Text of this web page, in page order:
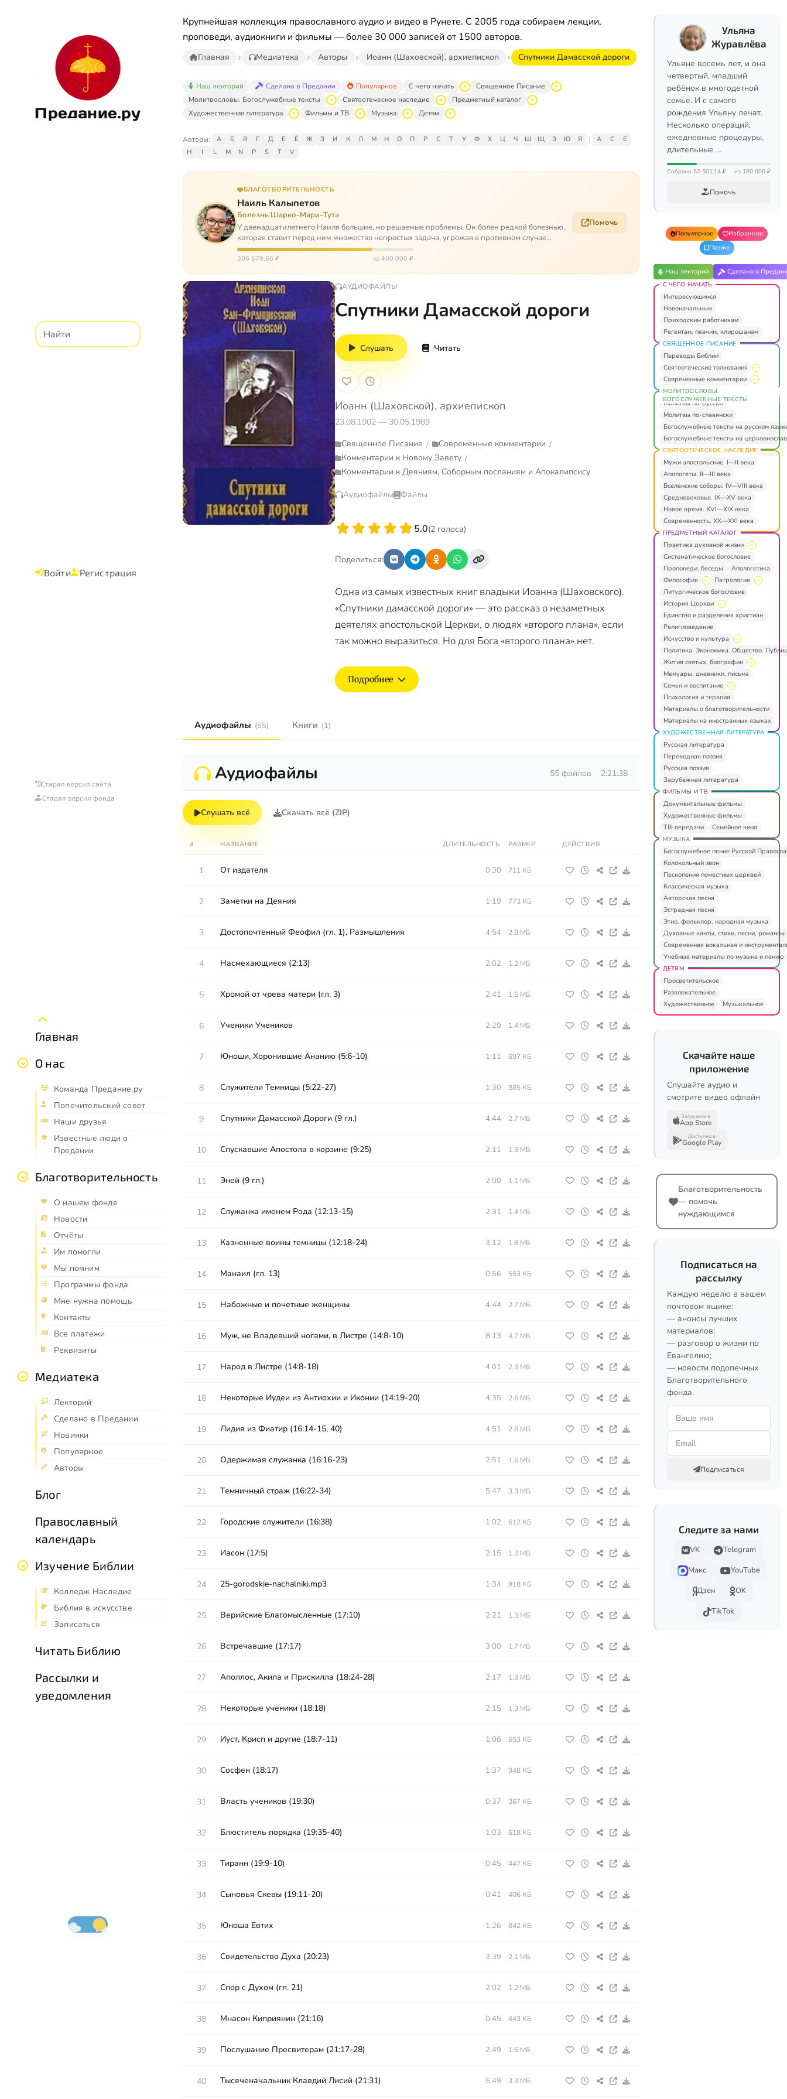
Предание.ру
Войти Регистрация
Старая версия сайта
Старая версия фонда
Главная
О нас
Команда Предание.ру
Попечительский совет
Наши друзья
Известные люди о
Предании
Благотворительность
О нашем фонде
Новости
Отчёты
Им помогли
Мы помним
Программы фонда
Мне нужна помощь
Контакты
Все платежи
Реквизиты
Медиатека
Лекторий
Сделано в Предании
Новинки
Популярное
Авторы
Блог
Православный
календарь
Изучение Библии
Колледж Наследие
Библия в искусстве
Записаться
Читать Библию
Рассылки и
уведомления
Крупнейшая коллекция православного аудио и видео в Рунете. С 2005 года собираем лекции,
проповеди, аудиокниги и фильмы — более 30 000 записей от 1500 авторов.
Главная Медиатека Авторы Иоанн (Шаховской), архиепископ Спутники Дамасской дороги
Наш лекторий Сделано в Предании Популярное С чего начать
Священное Писание
Молитвословы. Богослужебные тексты
Святоотеческое наследие
Предметный каталог
Художественная литература
Фильмы и ТВ Музыка Детям
Авторы: А Б В Г Д Е Ё Ж З И К Л М Н О П Р С Т У Ф Х Ц Ч Ш Щ Э Ю Я | A C
E
H
I L M N P S T V
БЛАГОТВОРИТЕЛЬНОСТЬ
Наиль Калыпетов
Болезнь Шарко-Мари-Тута
У двенадцатилетнего Наиля большие, но решаемые проблемы. Он болен редкой болезнью,
которая ставит перед ним множество непростых задача, угрожая в противном случае
парализацией и да…
306 679,66 ₽ из 400 000 ₽
Помочь
АУДИОФАЙЛЫ
Спутники Дамасской дороги
Слушать Читать
Иоанн (Шаховской), архиепископ
23.08.1902 — 30.05.1989
Священное Писание / Современные комментарии /
Комментарии к Новому Завету /
Комментарии к Деяниям, Соборным посланиям и Апокалипсису
Аудиофайлы Файлы
5.0(2 голоса)
Поделиться:
Одна из самых известных книг владыки Иоанна (Шаховского).
«Спутники дамасской дороги» — это рассказ о незаметных
деятелях апостольской Церкви, о людях «второго плана», если
так можно выразиться. Но для Бога «второго плана» нет.
Подробнее
Аудиофайлы (55) Книги (1)
Аудиофайлы 55 файлов 2:21:38
Слушать всё Скачать всё (ZIP)
# НАЗВАНИЕ ДЛИТЕЛЬНОСТЬ РАЗМЕР ДЕЙСТВИЯ
1 От издателя 0:30 711 КБ
2 Заметки на Деяния 1:19 773 КБ
3 Достопочтенный Феофил (гл. 1), Размышления 4:54 2.8 МБ
4 Насмехающиеся (2:13) 2:02 1.2 МБ
5 Хромой от чрева матери (гл. 3) 2:41 1.5 МБ
6 Ученики Учеников 2:29 1.4 МБ
7 Юноши, Хоронившие Ананию (5:6-10) 1:11 697 КБ
8 Служители Темницы (5:22-27) 1:30 885 КБ
9 Спутники Дамасской Дороги (9 гл.) 4:44 2.7 МБ
10 Спускавшие Апостола в корзине (9:25) 2:11 1.3 МБ
11 Эней (9 гл.) 2:00 1.1 МБ
12 Служанка именем Рода (12:13-15) 2:31 1.4 МБ
13 Казненные воины темницы (12:18-24) 3:12 1.8 МБ
14 Манаил (гл. 13) 0:56 553 КБ
15 Набожные и почетные женщины 4:44 2.7 МБ
16 Муж, не Владевший ногами, в Листре (14:8-10) 8:13 4.7 МБ
17 Народ в Листре (14:8-18) 4:01 2.3 МБ
18 Некоторые Иудеи из Антиохии и Иконии (14:19-20) 4:35 2.6 МБ
19 Лидия из Фиатир (16:14-15, 40) 4:51 2.8 МБ
20 Одержимая служанка (16:16-23) 2:51 1.6 МБ
21 Темничный страж (16:22-34) 5:47 3.3 МБ
22 Городские служители (16:38) 1:02 612 КБ
23 Иасон (17:5) 2:15 1.3 МБ
24 25-gorodskie-nachalniki.mp3 1:34 918 КБ
25 Верийские Благомысленные (17:10) 2:21 1.3 МБ
26 Встречавшие (17:17) 3:00 1.7 МБ
27 Аполлос, Акила и Прискилла (18:24-28) 2:17 1.3 МБ
28 Некоторые ученики (18:18) 2:15 1.3 МБ
29 Иуст, Крисп и другие (18:7-11) 1:06 653 КБ
30 Сосфен (18:17) 1:37 948 КБ
31 Власть учеников (19:30) 0:37 367 КБ
32 Блюститель порядка (19:35-40) 1:03 618 КБ
33 Тиранн (19:9-10) 0:45 447 КБ
34 Сыновья Скевы (19:11-20) 0:41 406 КБ
35 Юноша Евтих 1:26 842 КБ
36 Свидетельство Духа (20:23) 3:39 2.1 МБ
37 Спор с Духом (гл. 21) 2:02 1.2 МБ
38 Мнасон Киприянин (21:16) 0:45 443 КБ
39 Послушание Пресвитерам (21:17-28) 2:49 1.6 МБ
40 Тысяченачальник Клавдий Лисий (21:31) 5:49 3.3 МБ
Ульяна
Журавлёва
Ульяне восемь лет, и она
четвертый, младший
ребёнок в многодетной
семье. И с самого
рождения Ульяну лечат.
Несколько операций,
ежедневные процедуры,
длительные …
Собрано 52 501,14 ₽ из 180 000 ₽
Помочь
Популярное
Избранное
Позже
Наш лекторий Сделано в
С ЧЕГО НАЧАТЬ
Интересующимся
Новоначальным
Приходским работникам
Регентам, певчим, клирошанам
СВЯЩЕННОЕ ПИСАНИЕ
Переводы Библии
Святоотеческие толкования
Современные комментарии
МОЛИТВОСЛОВЫ.
БОГОСЛУЖЕБНЫЕ ТЕКСТЫ
Молитвы по-русски
Молитвы по-славянски
Богослужебные тексты на русском
Богослужебные тексты на
СВЯТООТЕЧЕСКОЕ НАСЛЕДИЕ
Мужи апостольские. I—II века
Апологеты. II—III века
Вселенские соборы. IV—VIII века
Средневековье. IX—XV века
Новое время. XVI—XIX века
Современность. XX—XXI века
ПРЕДМЕТНЫЙ КАТАЛОГ
Практика духовной жизни
Систематическое богословие
Проповеди, беседы
Апологетика
Философия
Патрология
Литургическое богословие
История Церкви
Единство и разделения христиан
Религиоведение
Искусство и культура
Политика. Экономика. Общество.
Жития святых, биографии
Мемуары, дневники, письма
Семья и воспитание
Психология и терапия
Материалы о благотворительности
Материалы на иностранных языках
ХУДОЖЕСТВЕННАЯ ЛИТЕРАТУРА
Русская литература
Переводная поэзия
Русская поэзия
Зарубежная литература
ФИЛЬМЫ И ТВ
Документальные фильмы
Художественные фильмы
ТВ-передачи
Семейное кино
МУЗЫКА
Богослужебное пение Русской
Колокольный звон
Песнопения поместных церквей
Классическая музыка
Авторская песня
Эстрадная песня
Этно, фольклор, народная музыка
Духовные канты, стихи, песни, романсы
Современная вокальная и
Учебные материалы по музыке и пению
ДЕТЯМ
Просветительское
Развлекательное
Художественное
Музыкальное
Скачайте наше
приложение
Слушайте аудио и
смотрите видео офлайн
Загрузите в
App Store
Доступно в
Google Play
Благотворительность
— помочь
нуждающимся
Подписаться на
рассылку
Каждую неделю в вашем
почтовом ящике:
— анонсы лучших
материалов;
— разговор о жизни по
Евангелию;
— новости подопечных
Благотворительного
фонда.
Подписаться
Следите за нами
VK
Telegram
Макс
YouTube
Дзен
OK
TikTok